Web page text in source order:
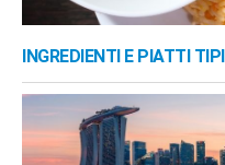
INGREDIENTI E PIATTI